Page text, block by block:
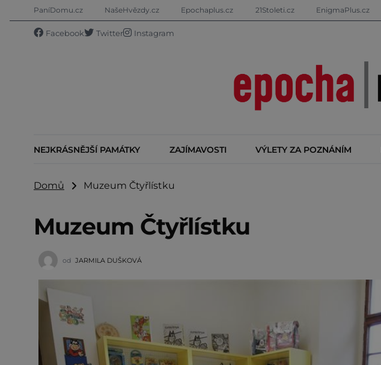
PaníDomu.cz NašeHvězdy.cz Epochaplus.cz 21Stoleti.cz EnigmaPlus.cz
Facebook Twitter Instagram
NEJKRÁSNĚJŠÍ PAMÁTKY ZAJÍMAVOSTI VÝLETY ZA POZNÁNÍM
Domů Muzeum Čtyřlístku
Muzeum Čtyřlístku
od JARMILA DUŠKOVÁ